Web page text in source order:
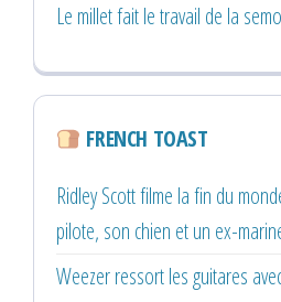
Le millet fait le travail de la
FRENCH TOAST
Ridley Scott filme la fin du
pilote, son chien et un ex-
Weezer ressort les guitares